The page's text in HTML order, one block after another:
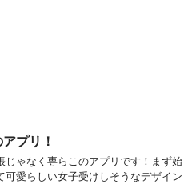
プリ！
じゃなく専らこのアプリです！まず始
愛らしい女子受けしそうなデザイン